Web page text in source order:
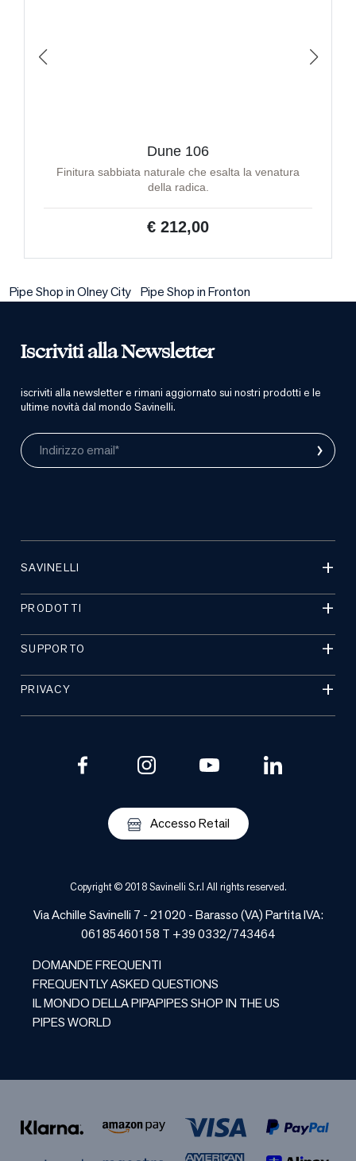
Dune 106
Finitura sabbiata naturale che esalta la venatura
della radica.
€ 212,00
Pipe Shop in Olney City Pipe Shop in Fronton
Iscriviti alla Newsletter
iscriviti alla newsletter e rimani aggiornato sui nostri prodotti e le
ultime novità dal mondo Savinelli.
Indirizzo email* ›
SAVINELLI
PRODOTTI
SUPPORTO
PRIVACY
Accesso Retail
Copyright © 2018 Savinelli S.r.l All rights reserved.
Via Achille Savinelli 7 - 21020 -Barasso(VA) Partita IVA:
06185460158 T +39 0332/743464
DOMANDE FREQUENTI
FREQUENTLY ASKED QUESTIONS
IL MONDO DELLA PIPAPIPES SHOP IN THE US
PIPES WORLD